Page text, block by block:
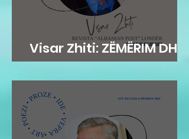
Visar Zhiti: ZËMËRIM DHE
PAS VDEKJES!